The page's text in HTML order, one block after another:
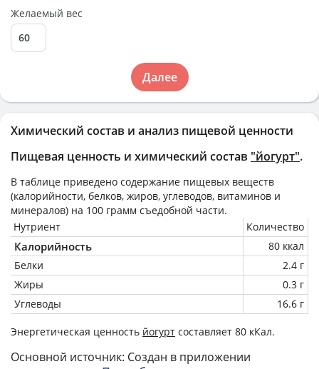
Химический состав и анализ пищевой ценности
Пищевая ценность и химический состав "йогурт".
В таблице приведено содержание пищевых веществ
(калорийности, белков, жиров, углеводов, витаминов и
минералов) на 100 грамм съедобной части.
Нутриент
Количество
Калорийность
80 ккал
Белки
2.4 г
Жиры
0.3 г
Углеводы
16.6 г
Энергетическая ценность йогурт составляет 80 кКал.
Основной источник: Создан в приложении
Желаемый вес
Далее